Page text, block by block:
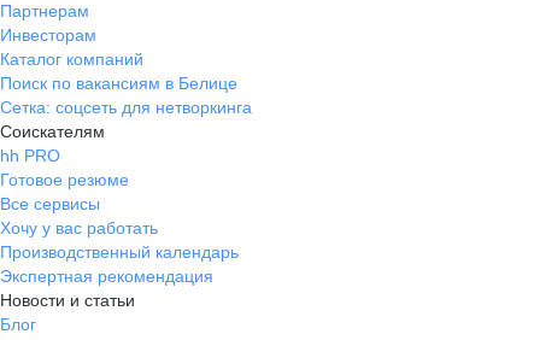
Партнерам
Инвесторам
Каталог компаний
Поиск по вакансиям в Белице
Сетка: соцсеть для нетворкинга
Соискателям
hh PRO
Готовое резюме
Все сервисы
Хочу у вас работать
Производственный календарь
Экспертная рекомендация
Новости и статьи
Блог